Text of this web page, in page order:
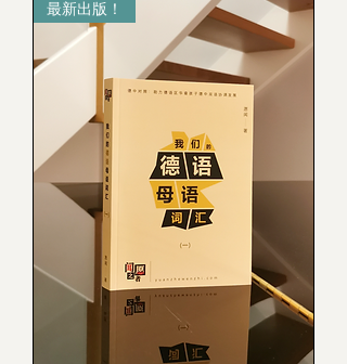
最新出版！